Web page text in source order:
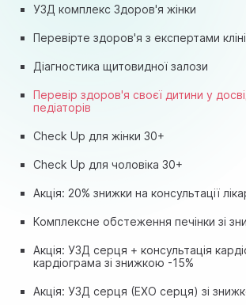
УЗД комплекс Здоров'я жінки
Перевірте здоров'я з експертами
Діагностика щитовидної залози
Перевір здоров'я своєї дитини у
педіаторів
Check Up для жінки 30+
Check Up для чоловіка 30+
Акція: 20% знижки на консультації
Комплексне обстеження печінки зі
Акція: УЗД серця + консультація
кардіограма зі знижкою -15%
Акція: УЗД серця (ЕХО серця) зі